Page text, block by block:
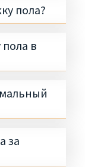
пола?
в
за